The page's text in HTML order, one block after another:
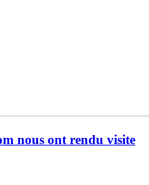
nous ont rendu visite